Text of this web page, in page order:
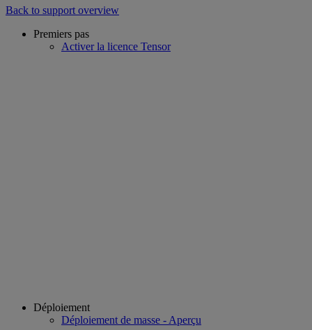
Back to support overview
Premiers pas
Activer la licence Tensor
Déploiement
Déploiement de masse - Aperçu